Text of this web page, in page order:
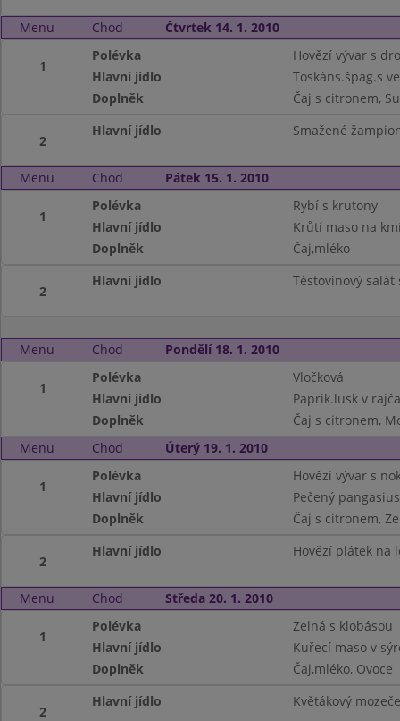
Menu Chod Čtvrtek 14. 1. 2010
1
Polévka
Hovězí vývar s
Hlavní jídlo
Toskáns.špag.s
Doplněk
Čaj s citronem,
2
Hlavní jídlo Smažené
Menu Chod Pátek 15. 1. 2010
1
Polévka
Rybí s krutony
Hlavní jídlo
Krůtí maso na
Doplněk
Čaj,mléko
2
Hlavní jídlo Těstovinový salát
Menu Chod Pondělí 18. 1. 2010
1
Polévka
Vločková
Hlavní jídlo
Paprik.lusk v
Doplněk
Čaj s citronem,
Menu
Chod Úterý 19. 1. 2010
1
Polévka
Hovězí vývar s
Hlavní jídlo
Pečený
Doplněk
Čaj s citronem,
2
Hlavní jídlo Hovězí plátek na
Menu Chod Středa 20. 1. 2010
1
Polévka
Zelná s klobásou
Hlavní jídlo
Kuřecí maso v
Doplněk
Čaj,mléko, Ovoce
2
Hlavní jídlo Květákový